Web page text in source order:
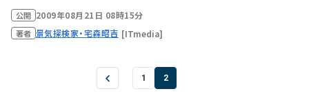
公開 2009年08月21日 08時15分
著者 景気探検家・宅森昭吉 [ITmedia]
1 2